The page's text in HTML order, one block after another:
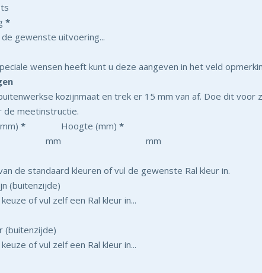
*
wensen heeft kunt u deze aangeven in het veld
kozijnmaat en trek er 15 mm van af. Doe dit voor
de meetinstructie.
*
mm
Hoogte (mm) *
mm
de standaard kleuren of vul de gewenste Ral kleur in.
(buitenzijde)
(buitenzijde)